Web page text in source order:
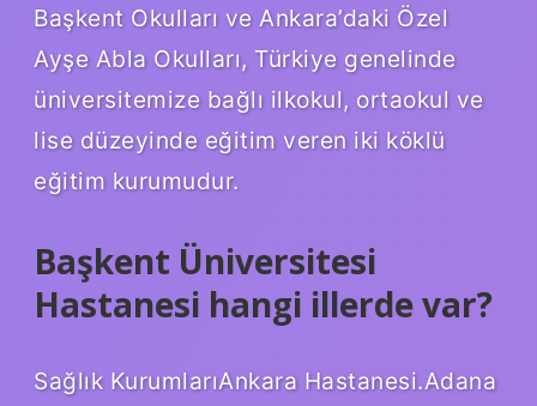
Başkent Okulları ve Ankara’daki Özel
Ayşe Abla Okulları, Türkiye genelinde
üniversitemize bağlı ilkokul, ortaokul ve
lise düzeyinde eğitim veren iki köklü
eğitim kurumudur.
Başkent Üniversitesi
Hastanesi hangi illerde var?
Sağlık KurumlarıAnkara Hastanesi.Adana